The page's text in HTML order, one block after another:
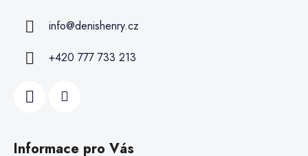
info@denishenry.cz
+420 777 733 213
Informace pro Vás